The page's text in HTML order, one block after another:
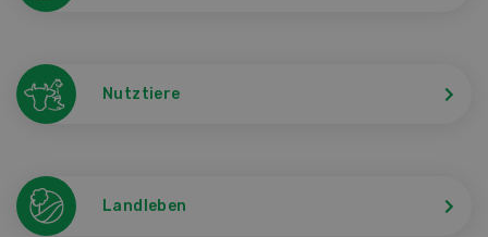
Nutztiere
Landleben